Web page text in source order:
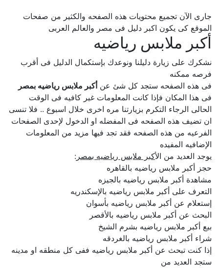
جارى الآن تجميع محتويات هذه الصفحه والكثير من صفحات
الموقع كى يكون اكبر دليل فى مصر والعالم العربى
أكبر ملابس رياضيه
نشكرك على زيارة دليلنا ونوعدك بإستكمال الدليل فى أقرب
فرصه ممكنه
فى هذه الصفحه ستجد كل شئ عنأكبر ملابس رياضيه بمصر
فى هذا المكان فإذا كانت المعلومات غير كافيه فى الوقت
الحالى الرجاء التكرم بزيارتنا مره اخرى خلال اسبوع .. فلا تنسى
ان تضيف هذه الصفحه فى المفضله او الدخول لإحدى الصفحات
الفرعيه من هذه الصفحه فقد تجد فيها مزيد من المعلومات
الإضافيه المفيده
يوجد العديد من ال أكبر ملابس رياضيه بمصر:
حجز أكبر ملابس رياضيه بالقاهره
مشاهدة أكبر ملابس رياضيه بالجيزه
التعرف على أكبر ملابس رياضيه بالإسكندريه
إستعلام عن أكبر ملابس رياضيه بأسوان
البحث عن أكبر ملابس رياضيه بالأقصر
بيع أكبر ملابس رياضيه بشرم الشيخ
شراء أكبر ملابس رياضيه بالغردقه
إذا كنت تبحث عن أكبر ملابس رياضيه ففى كل منطقه او مدينه
ستجد العديد من